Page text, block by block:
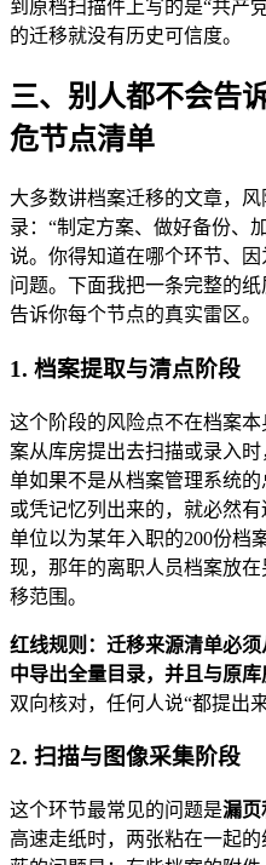
到原档扫描件上写的是“共产
的迁移就没有历史可信度。
三、别人都不会告
危节点清单
大多数讲档案迁移的文章，
录：“制定方案、做好备份、
说。你得知道在哪个环节、
问题。下面我把一条完整的
告诉你每个节点的真实雷区。
1. 档案提取与清点阶段
这个阶段的风险点不在档案本
案从库房提出去扫描或录入
单如果不是从档案管理系统
或凭记忆列出来的，就必然
单位以为某年入职的200份档
现，那年的离职人员档案放
移范围。
红线规则：迁移来源清单必
中导出全量目录，并且与原库
双向核对，任何人说“都提出
2. 扫描与图像采集阶段
这个环节最常见的问题是漏页
高速走纸时，两张粘在一起